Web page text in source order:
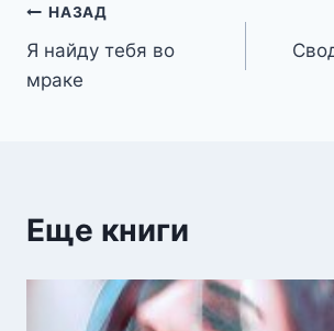
Навигация
по
НАЗАД
Я найду тебя во
мраке
Еще книги